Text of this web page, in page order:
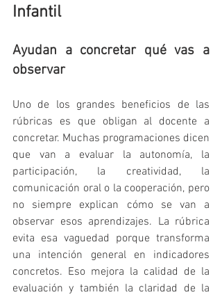
Infantil
Ayudan a concretar qué vas a
observar
Uno de los grandes beneficios de las
rúbricas es que obligan al docente a
concretar. Muchas programaciones dicen
que van a evaluar la autonomía, la
participación, la creatividad, la
comunicación oral o la cooperación, pero
no siempre explican cómo se van a
observar esos aprendizajes. La rúbrica
evita esa vaguedad porque transforma
una intención general en indicadores
concretos. Eso mejora la calidad de la
evaluación y también la claridad de la